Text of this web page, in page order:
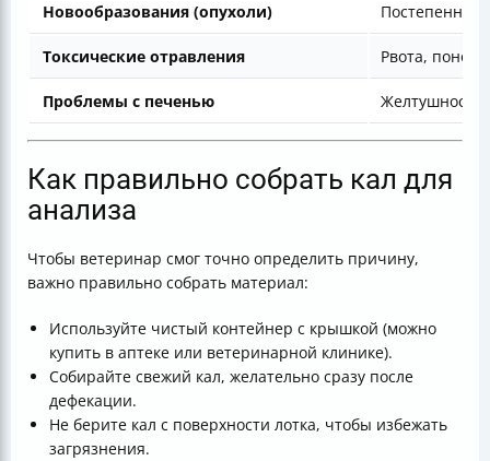
Новообразования (опухоли) Постепенное
Токсические отравления Рвота, понос
Проблемы с печенью Желтушность,
Как правильно собрать кал для
анализа
Чтобы ветеринар смог точно определить причину,
важно правильно собрать материал:
Используйте чистый контейнер с крышкой (можно
купить в аптеке или ветеринарной клинике).
Собирайте свежий кал, желательно сразу после
дефекации.
Не берите кал с поверхности лотка, чтобы избежать
загрязнения.